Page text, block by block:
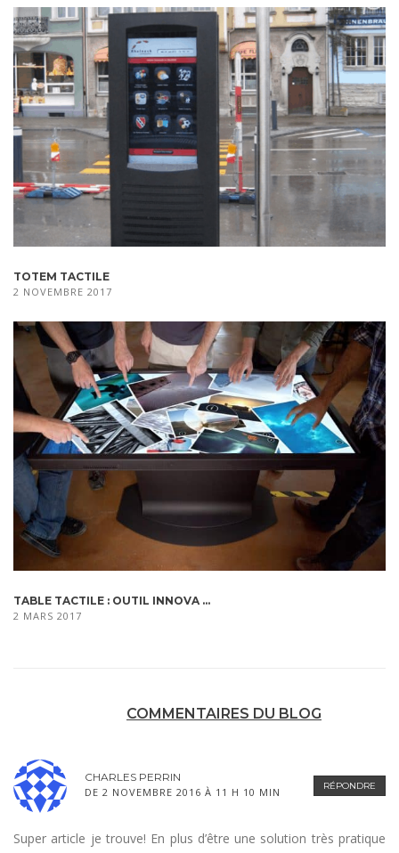
TOTEM TACTILE
2 NOVEMBRE 2017
TABLE TACTILE : OUTIL INNOVA ...
2 MARS 2017
COMMENTAIRES DU BLOG
RÉPONDRE
CHARLES PERRIN
DE 2 NOVEMBRE 2016 À 11 H 10 MIN
Super article je trouve! En plus d’être une solution très pratique